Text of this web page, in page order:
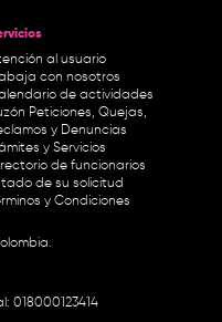
al usuario
con nosotros
de actividades
Peticiones, Quejas,
y Denuncias
y Servicios
de funcionarios
de su solicitud
y Condiciones
018000123414